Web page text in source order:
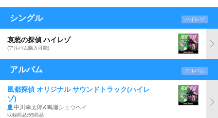
シングル ハイレゾ
哀愁の探偵 ハイレゾ
(アルバム購入可能)
アルバム アルバム
風都探偵 オリジナル サウンドトラック(ハイレ
ゾ)
中川幸太郎&鳴瀬シュウヘイ
収録商品:55商品